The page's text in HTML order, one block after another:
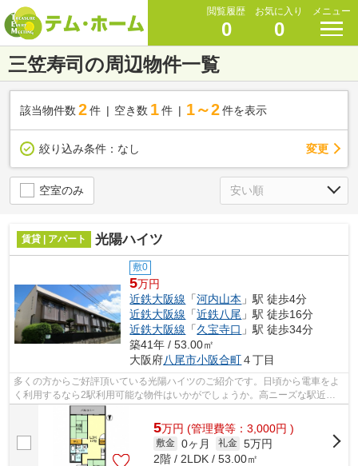
閲覧履歴
0
お気に入り
0
メニュー
三笠寿司の周辺物件一覧
該当物件数 2件 空き数 1 件 1～2 件を表示
絞り込み条件： なし 変更
空室のみ
賃貸 | アパート 光陽ハイツ
敷0
5万円
近鉄大阪線 「河内山本 」駅 徒歩4分
近鉄大阪線 「近鉄八尾 」駅 徒歩16分
近鉄大阪線 「久宝寺口 」駅 徒歩34分
築41年 / 53.00㎡
大阪府八尾市小阪合町４丁目
多くの方からご好評頂いている光陽ハイツのご紹介です。日頃から電車をよ
く利用するなら2駅利用可能な物件はいかがでしょうか。高ニーズな駅近の
物件で、徒歩4分で駅に行くことができ...
5万円 (管理費等：3,000円 )
敷金 0ヶ月 礼金 5万円
2階 / 2LDK / 53.00㎡